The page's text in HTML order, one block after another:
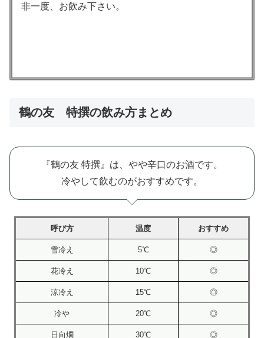
非一度、お飲み下さい。
鶴の友 特撰の飲み方まとめ
『鶴の友 特撰』は、やや辛口のお酒です。
冷やして飲むのがおすすめです。
呼び方 温度 おすすめ
雪冷え 5℃ ◎
花冷え 10℃ ◎
涼冷え 15℃ ◎
冷や 20℃ ◎
日向燗 30℃ ◎